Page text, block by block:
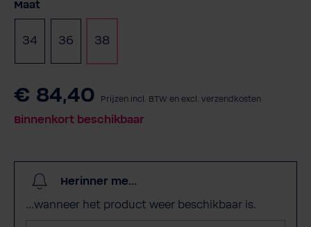
Selecteer
Maat
34 36 38
€ 84,40 Prijzen incl. BTW en excl. verzendkosten
Binnenkort beschikbaar
Herinner me...
...wanneer het product weer beschikbaar is.